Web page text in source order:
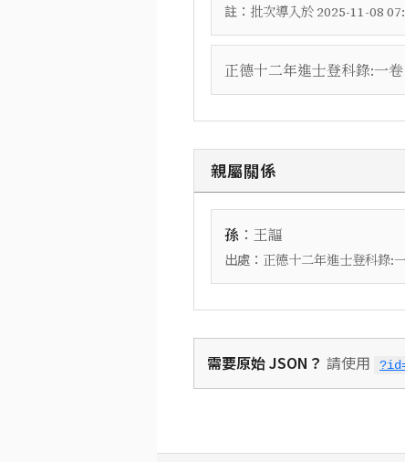
註： 批次導入於 2025-11-08
正德十二年進士登科錄:一卷
親屬關係
孫 ： 王謳
出處： 正德十二年進士登科錄:
需要原始 JSON？ 請使用